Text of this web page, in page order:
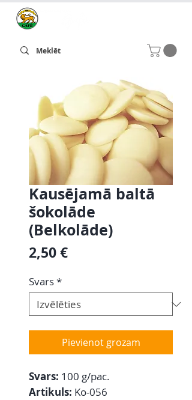
Kausējamā baltā
šokolāde
(Belkolāde)
2,50 €Cena
Svars*
Pievienot grozam
Svars: 100 g/pac.
Artikuls: Ko-056